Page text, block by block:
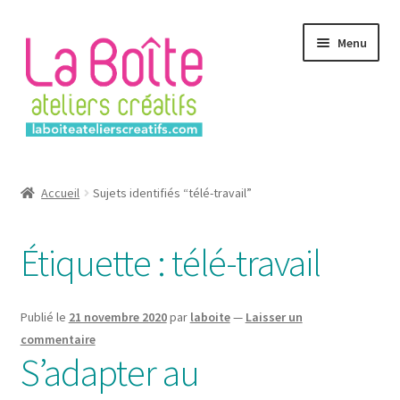
la
navigation
contenu
Menu
Login
Password Reset
Register
Accueil Sujets identifiés “télé-travail”
Étiquette :télé-travail
Publié le 21 novembre 2020par laboite— Laisser un
commentaire
S’adapter au